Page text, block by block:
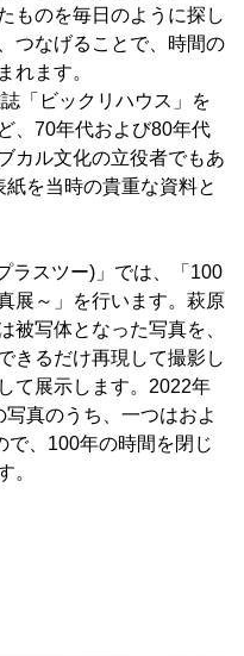
ものを毎日のように探し
つなげることで、時間の
れます。
「ビックリハウス」を
、70年代および80年代
カル文化の立役者でもあ
を当時の貴重な資料と
ラスツー)」では、「100
展～」を行います。萩原
被写体となった写真を、
きるだけ再現して撮影し
て展示します。2022年
真のうち、一つはおよ
で、100年の時間を閉じ
。